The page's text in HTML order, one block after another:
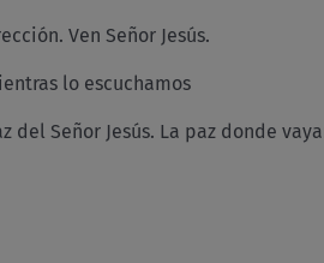
Ven Señor Jesús.
lo escuchamos
Señor Jesús. La paz donde